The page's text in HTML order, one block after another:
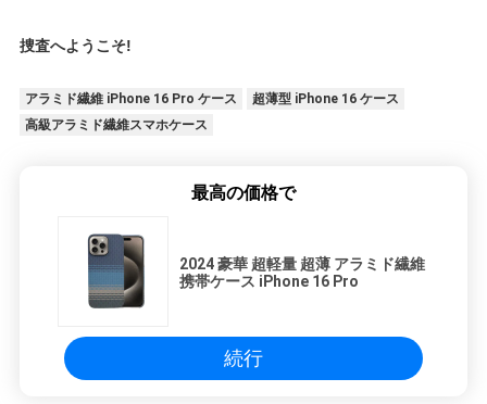
捜査へようこそ!
アラミド繊維 iPhone 16 Pro ケース
超薄型 iPhone 16 ケース
高級アラミド繊維スマホケース
最高の価格で
2024 豪華 超軽量 超薄 アラミド繊維
携帯ケース iPhone 16 Pro
続行